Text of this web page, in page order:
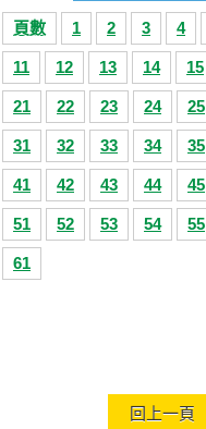
頁數 1 2 3 4
11 12 13 14 15
21 22 23 24 25
31 32 33 34 35
41 42 43 44 45
51 52 53 54 55
61
回上一頁